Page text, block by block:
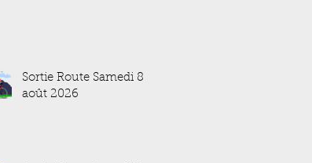
Sortie Route Samedi 8
août 2026